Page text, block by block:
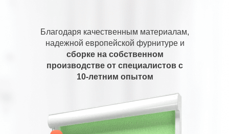
Благодаря качественным материалам,
надежной европейской фурнитуре и
сборке на собственном
производстве от специалистов с
10-летним опытом